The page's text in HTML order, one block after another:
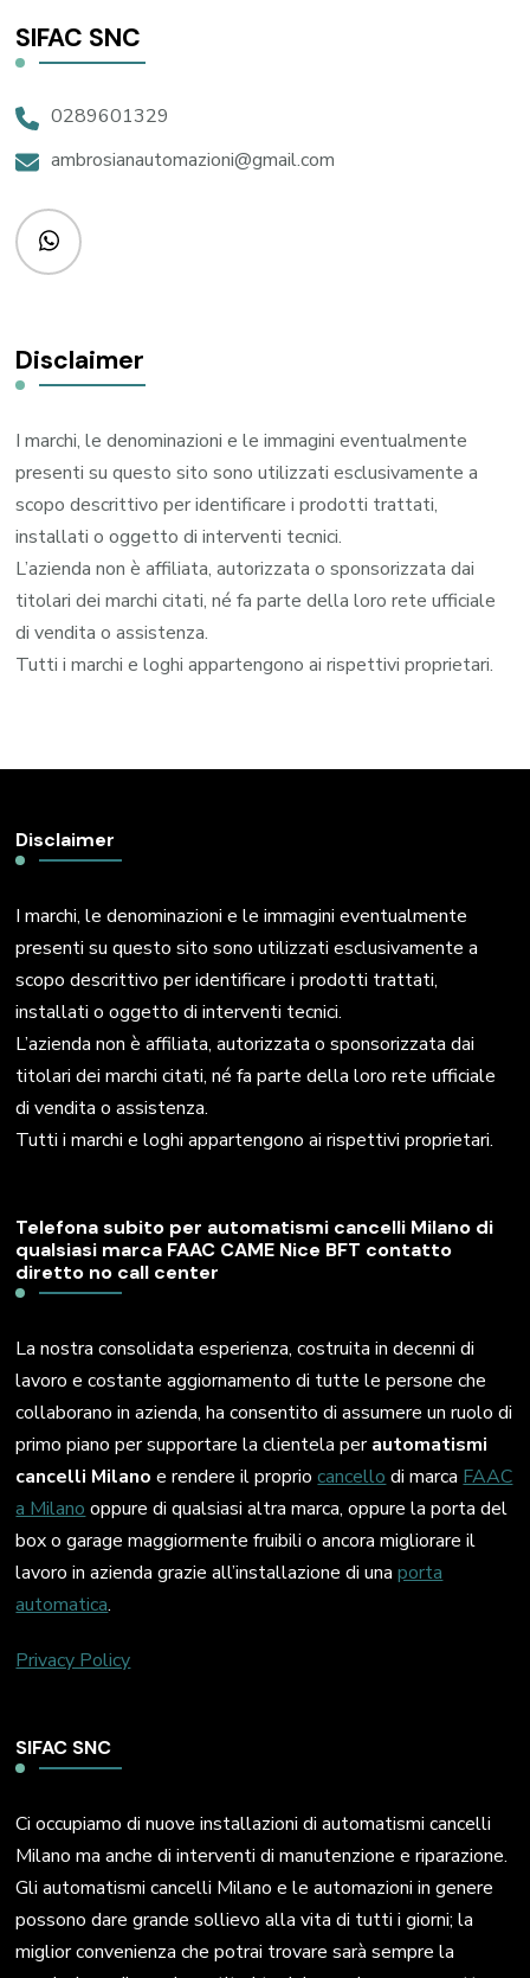
SIFAC SNC
0289601329
ambrosianautomazioni@gmail.com
Disclaimer
I marchi, le denominazioni e le immagini eventualmente
presenti su questo sito sono utilizzati esclusivamente a
scopo descrittivo per identificare i prodotti trattati,
installati o oggetto di interventi tecnici.
L’azienda non è affiliata, autorizzata o sponsorizzata dai
titolari dei marchi citati, né fa parte della loro rete ufficiale
di vendita o assistenza.
Tutti i marchi e loghi appartengono ai rispettivi proprietari.
Disclaimer
I marchi, le denominazioni e le immagini eventualmente
presenti su questo sito sono utilizzati esclusivamente a
scopo descrittivo per identificare i prodotti trattati,
installati o oggetto di interventi tecnici.
L’azienda non è affiliata, autorizzata o sponsorizzata dai
titolari dei marchi citati, né fa parte della loro rete ufficiale
di vendita o assistenza.
Tutti i marchi e loghi appartengono ai rispettivi proprietari.
Telefona subito per automatismi cancelli Milano di
qualsiasi marca FAAC CAME Nice BFT contatto
diretto no call center
La nostra consolidata esperienza, costruita in decenni di
lavoro e costante aggiornamento di tutte le persone che
collaborano in azienda, ha consentito di assumere un ruolo di
primo piano per supportare la clientela perautomatismi
cancelli Milano e rendere il propriocancello di marca FAAC
a Milano oppure di qualsiasi altra marca, oppure la porta del
box o garage maggiormente fruibili o ancora migliorare il
lavoro in azienda grazie all’installazione di unaporta
automatica.
Privacy Policy
SIFAC SNC
Ci occupiamo di nuove installazioni di automatismi cancelli
Milano ma anche di interventi di manutenzione e riparazione.
Gli automatismi cancelli Milano e le automazioni in genere
possono dare grande sollievo alla vita di tutti i giorni; la
miglior convenienza che potrai trovare sarà sempre la